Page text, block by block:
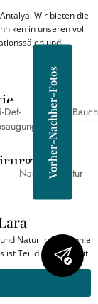
Wir bieten die
in unseren voll
und
Def-
Nasenkorrektur
Natur in Harmonie
ist Teil dieser Einheit.
Vorher-Nachher-Fotos